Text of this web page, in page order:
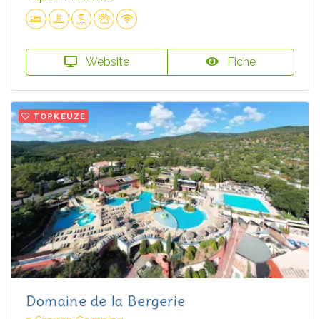
Website Fiche
TOPKEUZE
Domaine de la Bergerie